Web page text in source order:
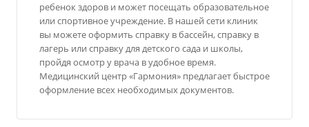
ребенок здоров и может посещать образовательное
или спортивное учреждение. В нашей сети клиник
вы можете оформить справку в бассейн, справку в
лагерь или справку для детского сада и школы,
пройдя осмотр у врача в удобное время.
Медицинский центр «Гармония» предлагает быстрое
оформление всех необходимых документов.